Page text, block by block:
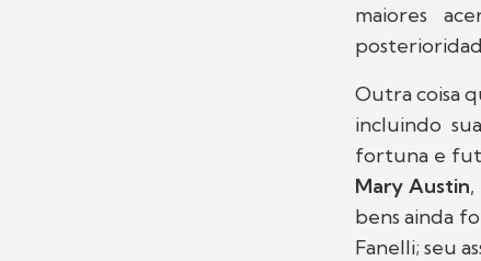
maiores
Outra coisa
incluindo
fortuna e
Mary Austin
bens ainda
Fanelli; seu